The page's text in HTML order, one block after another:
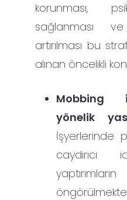
korunması,
sağlanması
artırılması bu
alınan öncelikli
Mobbing
yönelik
İşyerlerinde